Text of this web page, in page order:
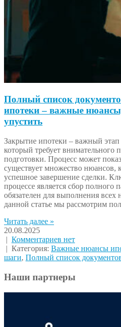
Полный список
ипотеки – важные
упустить
Закрытие ипотеки – важный
который требует внимательного
подготовки. Процесс может
существует множество нюансов,
успешное завершение сделки.
процессе является сбор полного
обязателен для выполнения
данной статье мы рассмотрим
Читать далее »
20.08.2025
| Комментариев нет
| Категория: Важные нюансы
шаги, Полный список
Наши партнеры